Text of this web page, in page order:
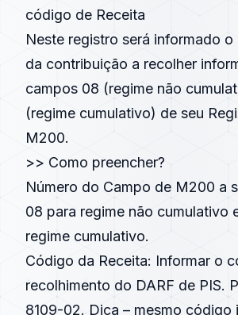
código de Receita
Neste registro será informado o
da contribuição a recolher
campos 08 (regime não
(regime cumulativo) de seu
M200.
>> Como preencher?
Número do Campo de M200 a
08 para regime não cumulativo
regime cumulativo.
Código da Receita: Informar o
recolhimento do DARF de PIS.
8109-02. Dica – mesmo código